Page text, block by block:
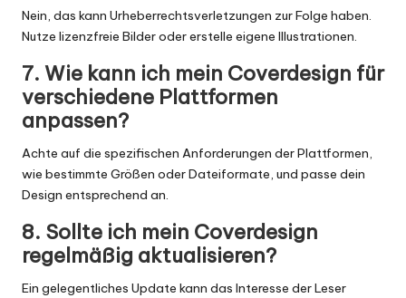
Nein, das kann Urheberrechtsverletzungen zur Folge haben.
Nutze lizenzfreie Bilder oder erstelle eigene Illustrationen.
7. Wie kann ich mein Coverdesign für
verschiedene Plattformen
anpassen?
Achte auf die spezifischen Anforderungen der Plattformen,
wie bestimmte Größen oder Dateiformate, und passe dein
Design entsprechend an.
8. Sollte ich mein Coverdesign
regelmäßig aktualisieren?
Ein gelegentliches Update kann das Interesse der Leser